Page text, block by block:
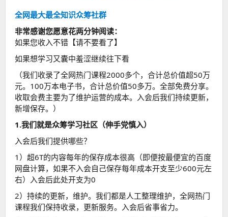
全网最大最全知识众筹社群
非常感谢您愿意花两分钟阅读：
如果您收入不错【请不要看了】
如果想学习又囊中羞涩继续往下看
（我们收录了全网热门课程2000多个，合计总价值超50万
元。100万本电子书，合计总价值50多万。全部免费分享。
收取会费主要为了维护运营的成本。入会后我们持续更新，
新增保存。）
1.我们就是众筹学习社区（伸手党慎入）
入会后我们提供哪些？
1）超6T的内容每年的保存成本很高（即便按最便宜的百度
网盘计算，如果不入会自己保存每年成本开支至少600元左
右）入会后此处开支为0
2）持续的更新，维护。我们都是人工整理维护，全网热门
课程我们保持收录，更新服务。入会后省事省力。